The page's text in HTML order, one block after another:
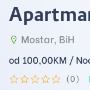
Mostar, BiH
od 100,00KM /
(0)